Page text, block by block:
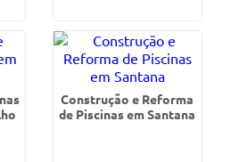
Construção e Reforma
de Piscinas em Santana